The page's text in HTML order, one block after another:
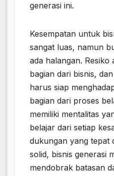
generasi ini.
Kesempatan untuk
sangat luas, namun
ada halangan. Resiko
bagian dari bisnis,
harus siap
bagian dari proses
memiliki mentalitas
belajar dari setiap
dukungan yang tepat
solid, bisnis generasi
mendobrak batasan